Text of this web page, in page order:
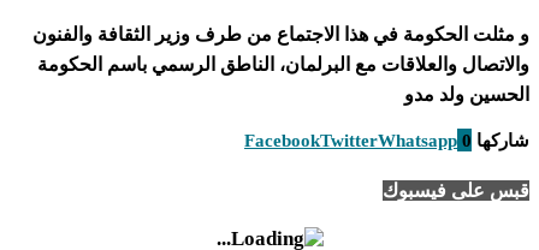
و مثلت الحكومة في هذا الاجتماع من طرف وزير الثقافة والفنون
والاتصال والعلاقات مع البرلمان، الناطق الرسمي باسم الحكومة
الحسين ولد مدو
شاركها 0
FacebookTwitterWhatsapp
قبس على فيسبوك